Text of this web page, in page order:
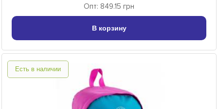
Опт: 849.15 грн
В корзину
Есть в наличии